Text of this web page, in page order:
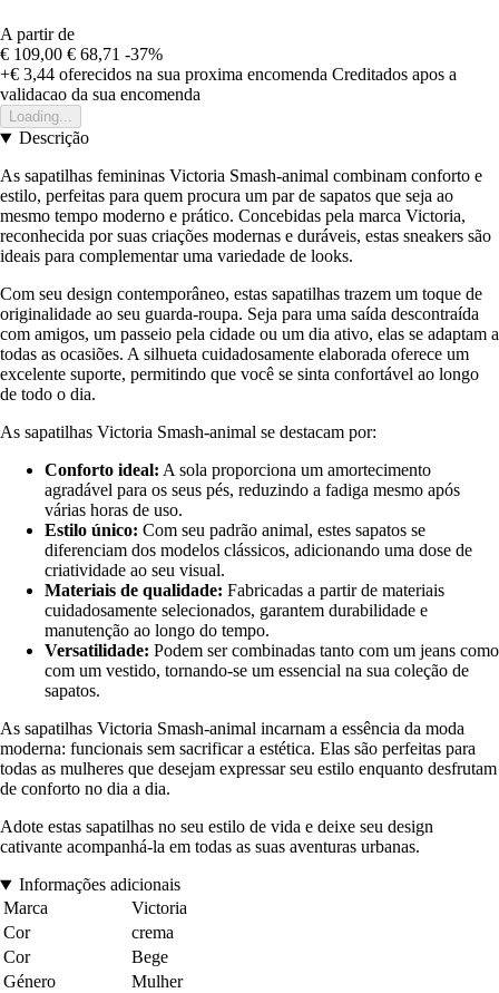
A partir de
€ 109,00 € 68,71 -37%
+€ 3,44 oferecidos na sua proxima encomenda Creditados apos a
validacao da sua encomenda
Loading...
Descrição
As sapatilhas femininas Victoria Smash-animal combinam conforto e
estilo, perfeitas para quem procura um par de sapatos que seja ao
mesmo tempo moderno e prático. Concebidas pela marca Victoria,
reconhecida por suas criações modernas e duráveis, estas sneakers são
ideais para complementar uma variedade de looks.
Com seu design contemporâneo, estas sapatilhas trazem um toque de
originalidade ao seu guarda-roupa. Seja para uma saída descontraída
com amigos, um passeio pela cidade ou um dia ativo, elas se adaptam a
todas as ocasiões. A silhueta cuidadosamente elaborada oferece um
excelente suporte, permitindo que você se sinta confortável ao longo
de todo o dia.
As sapatilhas Victoria Smash-animal se destacam por:
Conforto ideal: A sola proporciona um amortecimento
agradável para os seus pés, reduzindo a fadiga mesmo após
várias horas de uso.
Estilo único: Com seu padrão animal, estes sapatos se
diferenciam dos modelos clássicos, adicionando uma dose de
criatividade ao seu visual.
Materiais de qualidade: Fabricadas a partir de materiais
cuidadosamente selecionados, garantem durabilidade e
manutenção ao longo do tempo.
Versatilidade: Podem ser combinadas tanto com um jeans como
com um vestido, tornando-se um essencial na sua coleção de
sapatos.
As sapatilhas Victoria Smash-animal incarnam a essência da moda
moderna: funcionais sem sacrificar a estética. Elas são perfeitas para
todas as mulheres que desejam expressar seu estilo enquanto desfrutam
de conforto no dia a dia.
Adote estas sapatilhas no seu estilo de vida e deixe seu design
cativante acompanhá-la em todas as suas aventuras urbanas.
Informações adicionais
Marca
Victoria
Cor
crema
Cor
Bege
Género
Mulher